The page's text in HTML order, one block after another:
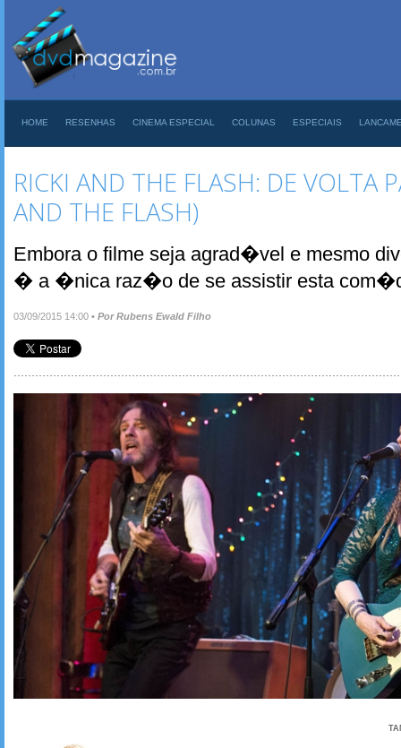
HOME RESENHAS CINEMA ESPECIAL COLUNAS ESPECIAIS
RICKI AND THE FLASH: DE VOLTA
AND THE FLASH)
Embora o filme seja agrad�vel e mesmo
� a �nica raz�o de se assistir esta
03/09/2015 14:00 • Por Rubens Ewald Filho